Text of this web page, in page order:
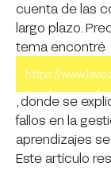
cuenta de las
largo plazo.
tema encontré
, donde se
fallos en la
aprendizajes
Este artículo